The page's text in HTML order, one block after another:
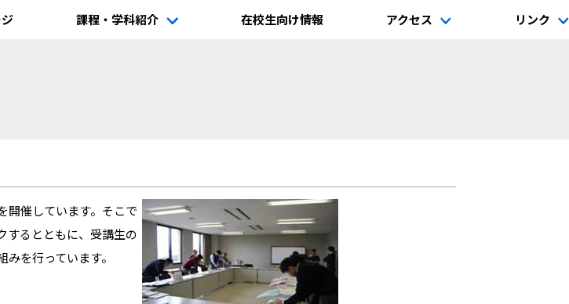
課程・学科紹介 在校生向け情報 アクセス リンク
開催しています。そこで
するとともに、受講生の
を行っています。